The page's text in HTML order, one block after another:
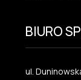
BIURO
ul.